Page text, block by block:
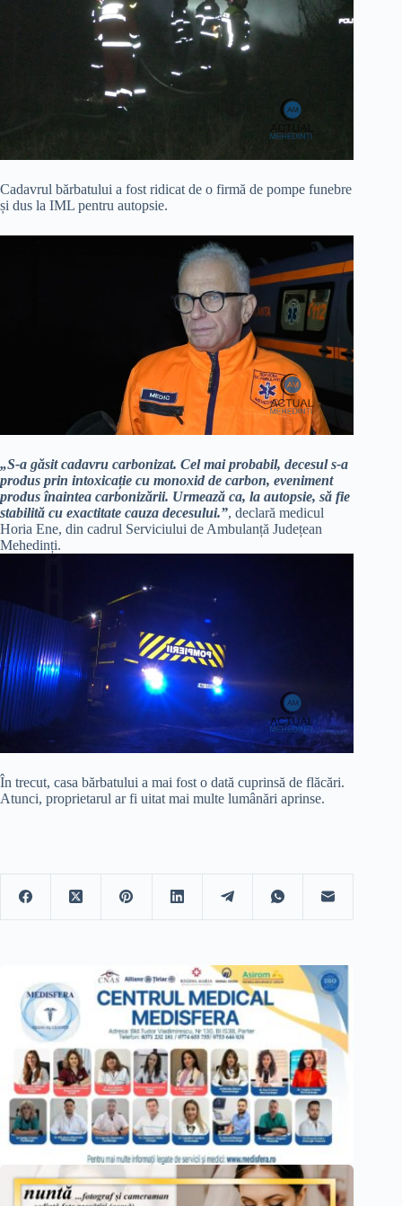
Cadavrul bărbatului a fost ridicat de o firmă de pompe funebre
și dus la IML pentru autopsie.
„S-a găsit cadavru carbonizat. Cel mai probabil, decesul s-a
produs prin intoxicație cu monoxid de carbon, eveniment
produs înaintea carbonizării. Urmează ca, la autopsie, să fie
stabilită cu exactitate cauza decesului.”, declară medicul
Horia Ene, din cadrul Serviciului de Ambulanță Județean
Mehedinți.
În trecut, casa bărbatului a mai fost o dată cuprinsă de flăcări.
Atunci, proprietarul ar fi uitat mai multe lumânări aprinse.